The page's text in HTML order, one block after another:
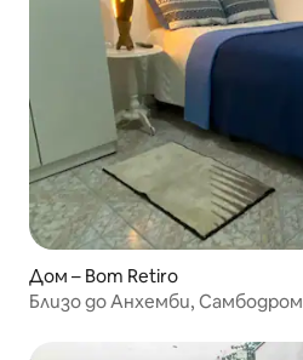
Дом – Bom Retiro
Близо до Анхемби, Самбодром